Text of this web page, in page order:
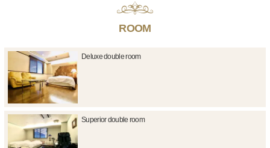
ROOM
Deluxe double room
Superior double room